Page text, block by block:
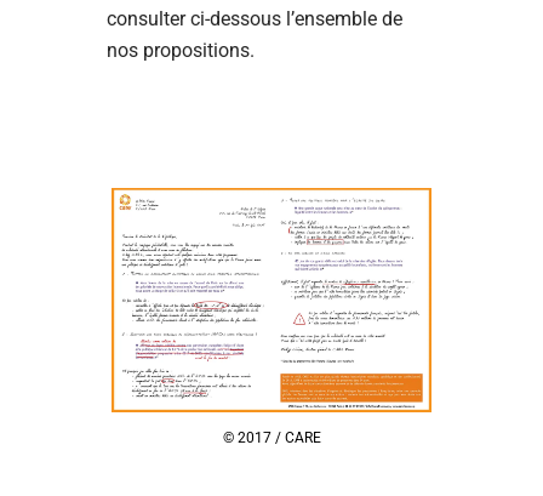
consulter ci-dessous l’ensemble de
nos propositions.
© 2017 / CARE